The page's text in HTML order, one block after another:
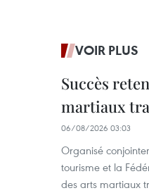
VOIR PLUS
Succès
martiaux
06/08/2026 03:03
Organisé
tourisme et la
des arts martiaux